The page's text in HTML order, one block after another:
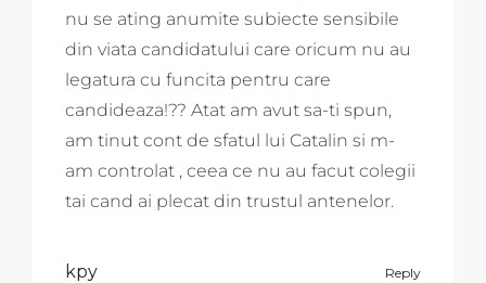
nu se ating anumite subiecte sensibile
din viata candidatului care oricum nu au
legatura cu funcita pentru care
candideaza!?? Atat am avut sa-ti spun,
am tinut cont de sfatul lui Catalin si m-
am controlat , ceea ce nu au facut colegii
tai cand ai plecat din trustul antenelor.
Reply
kpy